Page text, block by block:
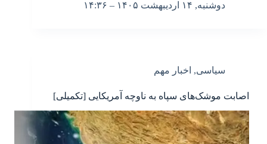
دوشنبه, ۱۴ اردیبهشت ۱۴۰۵ – ۱۴:۳۶
سیاسی, اخبار مهم
اصابت موشک‌های سپاه به ناوچه آمریکایی [تکمیلی]